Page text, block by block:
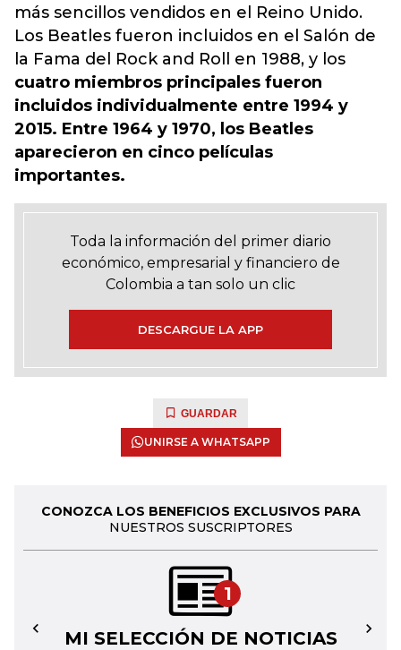
más sencillos vendidos en el Reino Unido.
Los Beatles fueron incluidos en el Salón de
la Fama del Rock and Roll en 1988, y los
cuatro miembros principales fueron
incluidos individualmente entre 1994 y
2015. Entre 1964 y 1970, los Beatles
aparecieron en cinco películas
importantes.
Toda la información del primer diario
económico, empresarial y financiero de
Colombia a tan solo un clic
DESCARGUE LA APP
GUARDAR
UNIRSE A WHATSAPP
CONOZCA LOS BENEFICIOS EXCLUSIVOS PARA
NUESTROS SUSCRIPTORES
1
MI SELECCIÓN DE NOTICIAS
← →